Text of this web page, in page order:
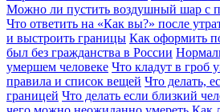
Можно ли пустить воздушный шар с
Что ответить на «Как вы?» после
и выстроить границы Как оформить
был без гражданства в России
умершем человеке Что кладут в гроб
правила и список вещей Что делать,
границей Что делать если близкий